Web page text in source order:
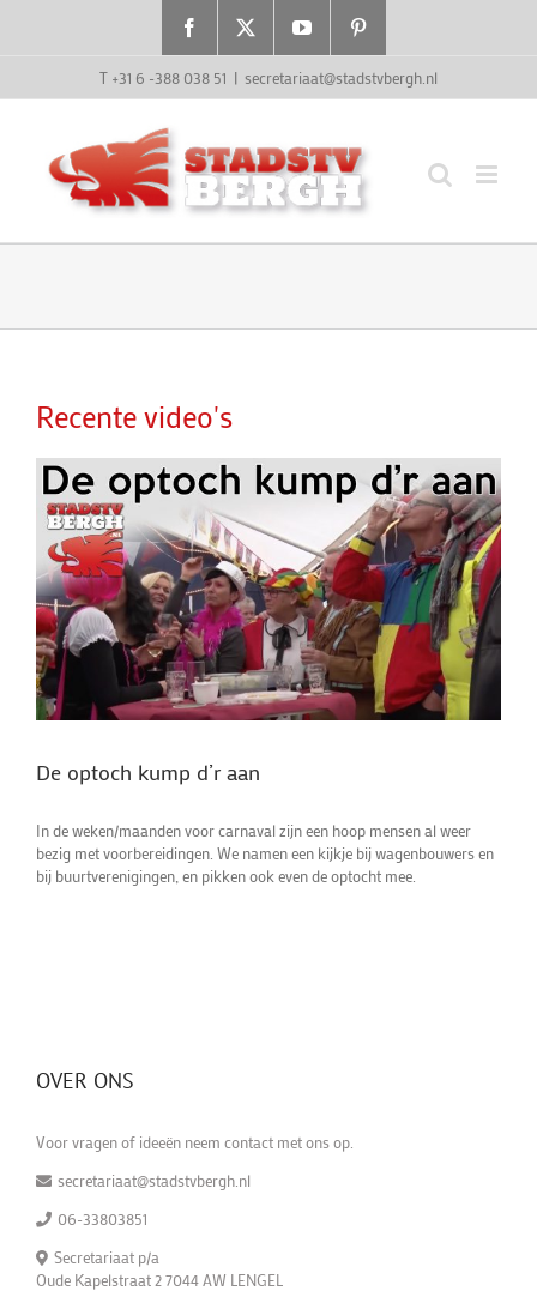
Facebook YouTube
T +31 6 -388 038 51 | secretariaat@stadstvbergh.nl
Recente video's
De optoch kump d’r aan
In de weken/maanden voor carnaval zijn een hoop mensen al weer
bezig met voorbereidingen. We namen een kijkje bij wagenbouwers en
bij buurtverenigingen, en pikken ook even de optocht mee.
OVER ONS
Voor vragen of ideeën neem contact met ons op.
secretariaat@stadstvbergh.nl
06-33803851
Secretariaat p/a
Oude Kapelstraat 2 7044 AW LENGEL